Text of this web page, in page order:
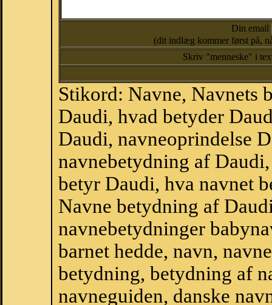
Din email
(dit indlæg kommer først på,
Skriv "menneske" i
Stikord: Navne, Navnets
Daudi, hvad betyder
Daudi, navneoprindelse
navnebetydning af
betyr Daudi, hva navnet
Navne betydning af
navnebetydninger
barnet hedde, navn,
betydning, betydning af
navneguiden, danske